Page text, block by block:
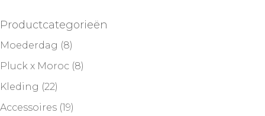
Productcategorieën
Moederdag (8)
Pluck x Moroc (8)
Kleding (22)
Accessoires (19)